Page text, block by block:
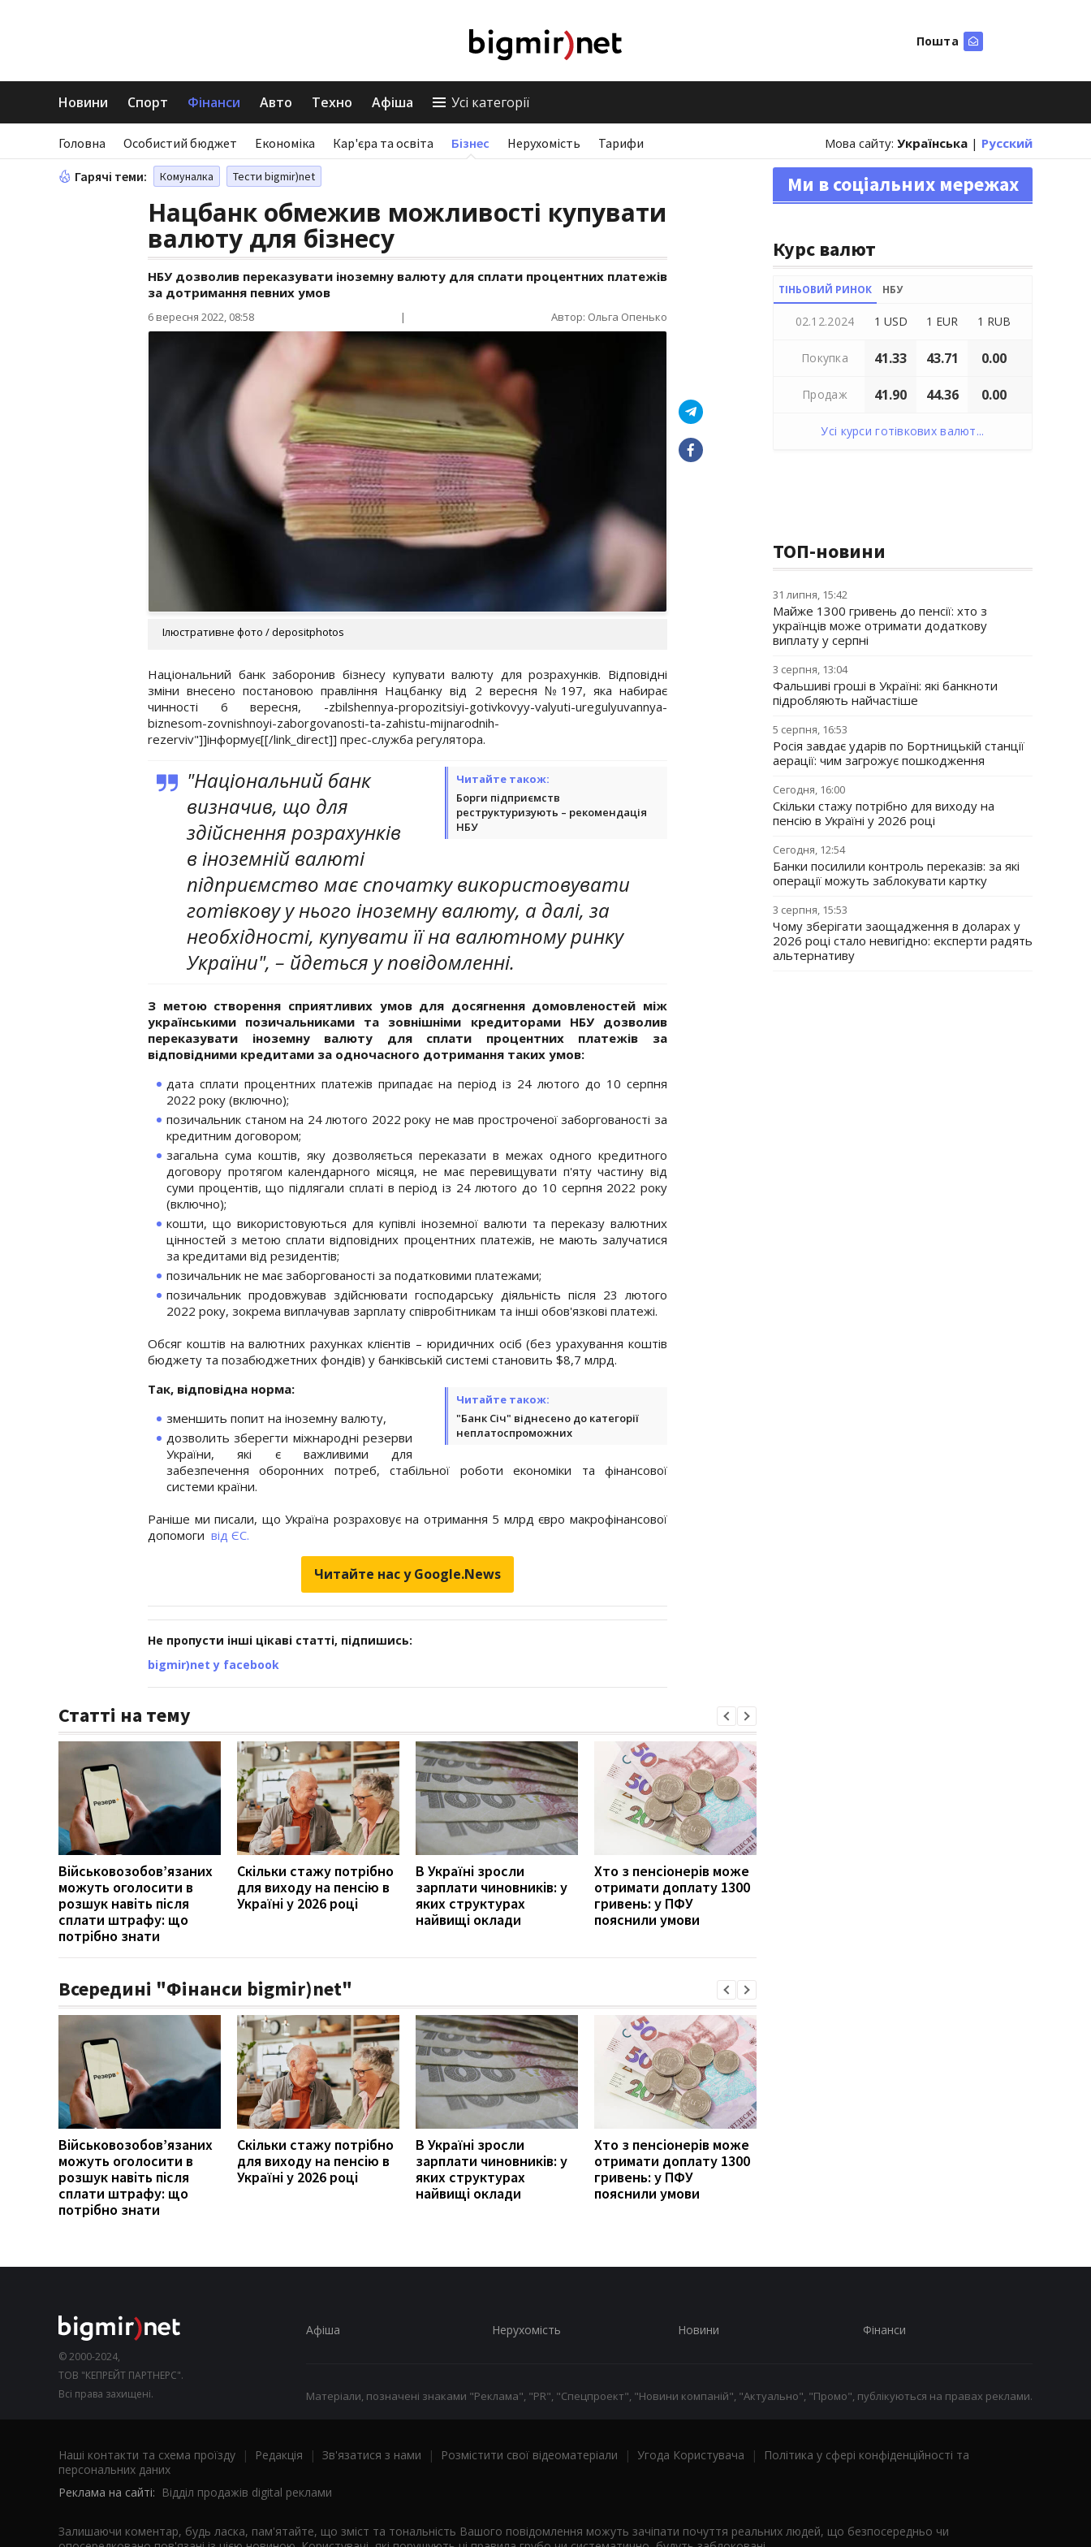
Пошта
Новини Спорт Фінанси Авто Техно Афіша Усі категорії
Головна Особистий бюджет Економіка Кар'єра та освіта Бізнес Нерухомість Тарифи Мова сайту: Українська | Русский
Гарячі теми: Комуналка Тести bigmir)net
Нацбанк обмежив можливості купувати
валюту для бізнесу
НБУ дозволив переказувати іноземну валюту для сплати процентних платежів
за дотримання певних умов
6 вересня 2022, 08:58 | Автор: Ольга Опенько
Ілюстративне фото / depositphotos
Національний банк заборонив бізнесу купувати валюту для розрахунків. Відповідні
зміни внесено постановою правління Нацбанку від 2 вересня №197, яка набирає
чинності 6 вересня, -zbilshennya-propozitsiyi-gotivkovyy-valyuti-uregulyuvannya-
biznesom-zovnishnoyi-zaborgovanosti-ta-zahistu-mijnarodnih-
rezerviv"]]інформує[[/link_direct]] прес-служба регулятора.
Читайте також:
Борги підприємств
реструктуризують – рекомендація
НБУ
"Національний банк
визначив, що для
здійснення розрахунків
в іноземній валюті
підприємство має спочатку використовувати
готівкову у нього іноземну валюту, а далі, за
необхідності, купувати її на валютному ринку
України", – йдеться у повідомленні.
З метою створення сприятливих умов для досягнення домовленостей між
українськими позичальниками та зовнішніми кредиторами НБУ дозволив
переказувати іноземну валюту для сплати процентних платежів за
відповідними кредитами за одночасного дотримання таких умов:
дата сплати процентних платежів припадає на період із 24 лютого до 10 серпня
2022 року (включно);
позичальник станом на 24 лютого 2022 року не мав простроченої заборгованості за
кредитним договором;
загальна сума коштів, яку дозволяється переказати в межах одного кредитного
договору протягом календарного місяця, не має перевищувати п'яту частину від
суми процентів, що підлягали сплаті в період із 24 лютого до 10 серпня 2022 року
(включно);
кошти, що використовуються для купівлі іноземної валюти та переказу валютних
цінностей з метою сплати відповідних процентних платежів, не мають залучатися
за кредитами від резидентів;
позичальник не має заборгованості за податковими платежами;
позичальник продовжував здійснювати господарську діяльність після 23 лютого
2022 року, зокрема виплачував зарплату співробітникам та інші обов'язкові платежі.
Обсяг коштів на валютних рахунках клієнтів – юридичних осіб (без урахування коштів
бюджету та позабюджетних фондів) у банківській системі становить $8,7 млрд.
Читайте також:
"Банк Січ" віднесено до категорії
неплатоспроможних
Так, відповідна норма:
зменшить попит на іноземну валюту,
дозволить зберегти міжнародні резерви
України, які є важливими для
забезпечення оборонних потреб, стабільної роботи економіки та фінансової
системи країни.
Раніше ми писали, що Україна розраховує на отримання 5 млрд євро макрофінансової
допомоги від ЄС.
Читайте нас у Google.News
Не пропусти інші цікаві статті, підпишись:
bigmir)net у facebook
Статті на тему
Військовозобов’язаних
можуть оголосити в
розшук навіть після
сплати штрафу: що
потрібно знати
Скільки стажу потрібно
для виходу на пенсію в
Україні у 2026 році
В Україні зросли
зарплати чиновників: у
яких структурах
найвищі оклади
Хто з пенсіонерів може
отримати доплату 1300
гривень: у ПФУ
пояснили умови
Всередині "Фінанси bigmir)net"
Військовозобов’язаних
можуть оголосити в
розшук навіть після
сплати штрафу: що
потрібно знати
Скільки стажу потрібно
для виходу на пенсію в
Україні у 2026 році
В Україні зросли
зарплати чиновників: у
яких структурах
найвищі оклади
Хто з пенсіонерів може
отримати доплату 1300
гривень: у ПФУ
пояснили умови
Ми в соціальних мережах
Курс валют
ТІНЬОВИЙ РИНОК НБУ
02.12.2024 1 USD 1 EUR 1 RUB
Покупка 41.33 43.71 0.00
Продаж 41.90 44.36 0.00
Усі курси готівкових валют...
ТОП-новини
31 липня, 15:42
Майже 1300 гривень до пенсії: хто з
українців може отримати додаткову
виплату у серпні
3 серпня, 13:04
Фальшиві гроші в Україні: які банкноти
підробляють найчастіше
5 серпня, 16:53
Росія завдає ударів по Бортницькій станції
аерації: чим загрожує пошкодження
Сегодня, 16:00
Скільки стажу потрібно для виходу на
пенсію в Україні у 2026 році
Сегодня, 12:54
Банки посилили контроль переказів: за які
операції можуть заблокувати картку
3 серпня, 15:53
Чому зберігати заощадження в доларах у
2026 році стало невигідно: експерти радять
альтернативу
© 2000-2024,
ТОВ "КЕПРЕЙТ ПАРТНЕРС".
Всі права захищені.
Афіша Нерухомість Новини Фінанси
Матеріали, позначені знаками "Реклама", "PR", "Спецпроект", "Новини компаній", "Актуально", "Промо", публікуються на правах реклами.
Наші контакти та схема проїзду | Редакція | Зв'язатися з нами | Розмістити свої відеоматеріали | Угода Користувача |
Політика у сфері конфіденційності та
персональних даних
Реклама на сайті: Відділ продажів digital реклами
Залишаючи коментар, будь ласка, пам'ятайте, що зміст та тональність Вашого повідомлення можуть зачіпати почуття реальних людей, що безпосередньо чи